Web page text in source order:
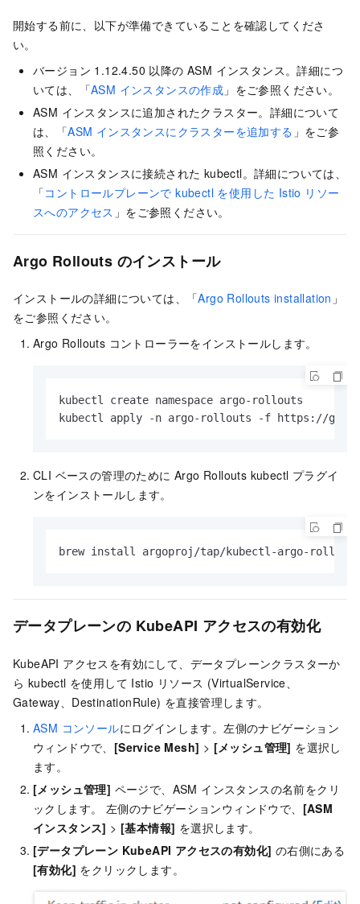
開始する前に、以下が準備できていることを確認してくださ
い。
バージョン 1.12.4.50 以降の ASM インスタンス。詳細につ
いては、「ASM インスタンスの作成 」をご参照ください。
ASM インスタンスに追加されたクラスター。詳細について
は、「ASM インスタンスにクラスターを追加する 」をご参
照ください。
ASM インスタンスに接続された kubectl。詳細については、
「コントロールプレーンで kubectl を使用した Istio リソー
スへのアクセス 」をご参照ください。
Argo Rollouts のインストール
インストールの詳細については、「Argo Rollouts installation 」
をご参照ください。
Argo Rollouts コントローラーをインストールします。
kubectl create namespace argo-rollouts
kubectl apply -n argo-rollouts -f https://
CLI ベースの管理のために Argo Rollouts kubectl プラグイ
ンをインストールします。
brew install argoproj/tap/kubectl-argo-rollouts
データプレーンの KubeAPI アクセスの有効化
KubeAPI アクセスを有効にして、データプレーンクラスターか
ら kubectl を使用して Istio リソース (VirtualService、
Gateway、DestinationRule) を直接管理します。
ASM コンソールにログインします。左側のナビゲーション
ウィンドウで、 [Service Mesh] > [メッシュ管理] を選択し
ます。
[メッシュ管理] ページで、ASM インスタンスの名前をクリ
ックします。 左側のナビゲーションウィンドウで、 [ASM
インスタンス] > [基本情報] を選択します。
[データプレーン KubeAPI アクセスの有効化] の右側にある
[有効化] をクリックします。